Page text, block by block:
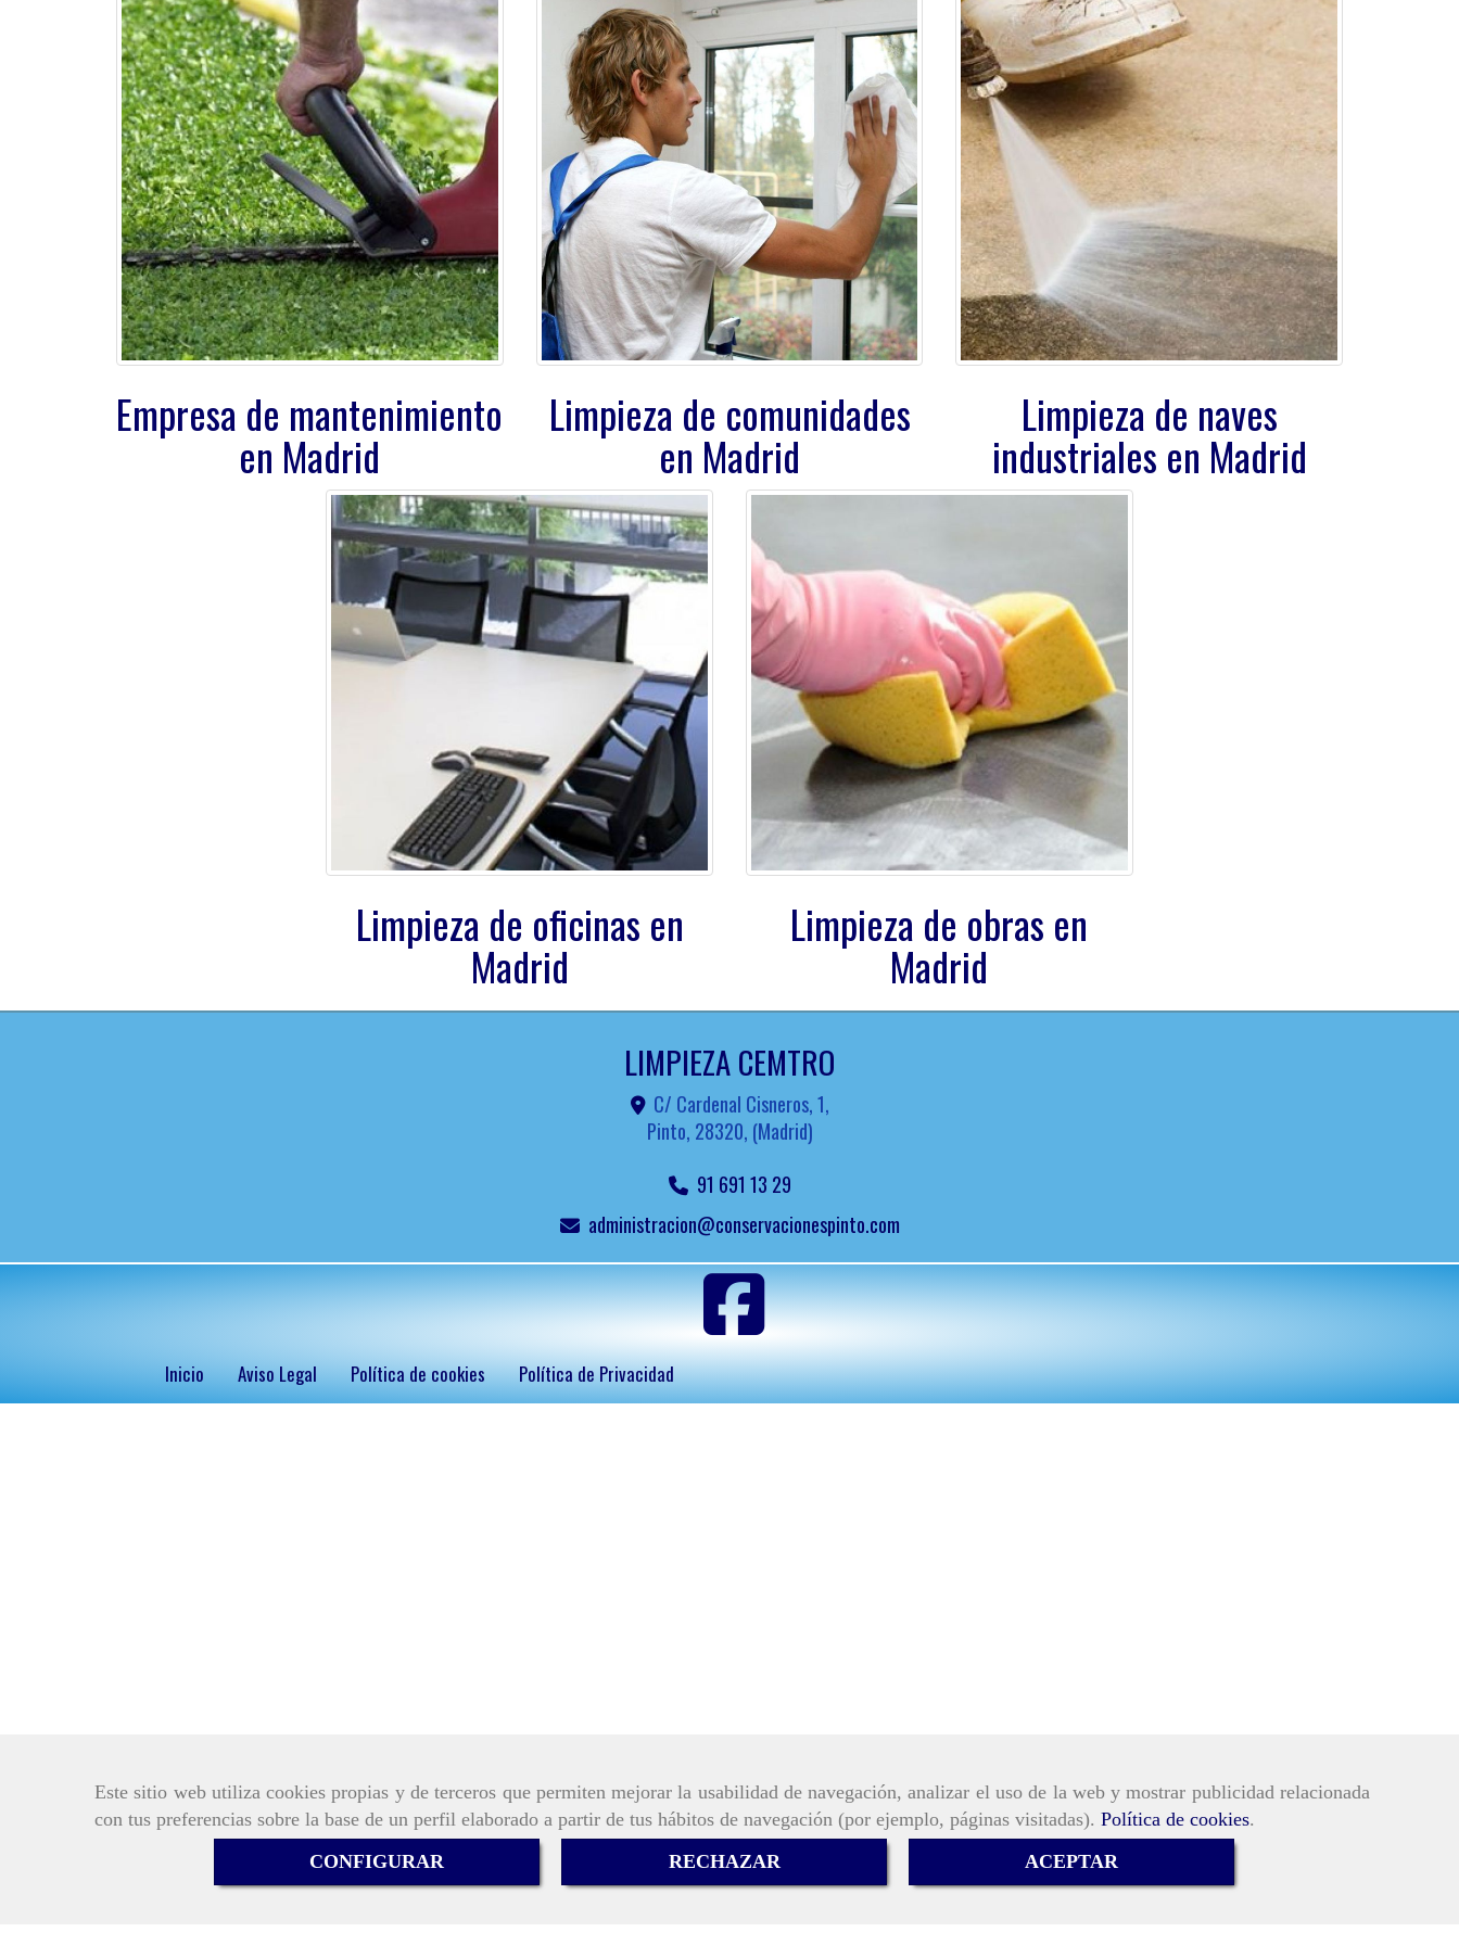
Este sitio web utiliza cookies propias y de terceros que permiten mejorar la usabilidad de navegación, analizar el uso de la web y mostrar publicidad relacionada
con tus preferencias sobre la base de un perfil elaborado a partir de tus hábitos de navegación (por ejemplo, páginas visitadas). Política de cookies.
CONFIGURAR
RECHAZAR ACEPTAR
Empresa de mantenimiento
en Madrid
Limpieza de comunidades
en Madrid
Limpieza de naves
industriales en Madrid
Limpieza de oficinas en
Madrid
Limpieza de obras en
Madrid
LIMPIEZA CEMTRO
C/ Cardenal Cisneros, 1,
Pinto, 28320, (Madrid)
91 691 13 29
administracion
conservacionespinto.com
Inicio Aviso Legal Política de cookies Política de Privacidad